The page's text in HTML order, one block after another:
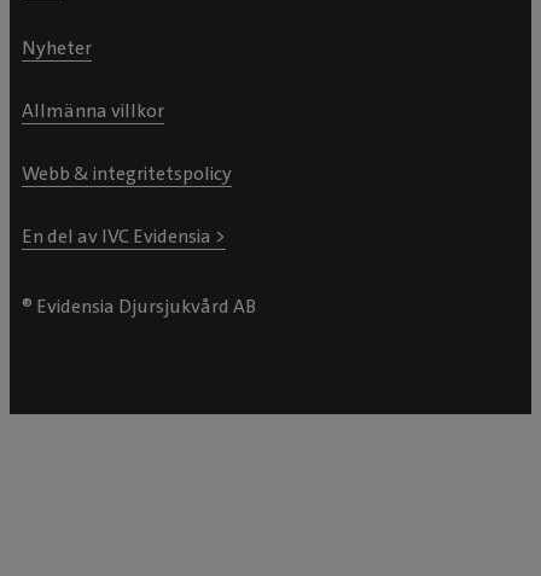
Nyheter
Allmänna villkor
Webb & integritetspolicy
En del av IVC Evidensia >
® Evidensia Djursjukvård AB